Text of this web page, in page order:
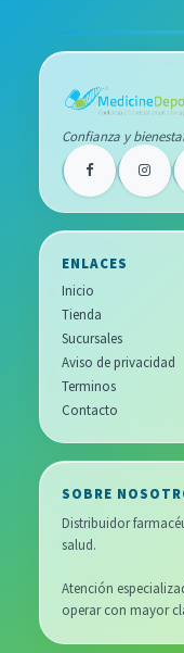
Confianza y
ENLACES
Inicio
Tienda
Sucursales
Aviso de privacidad
Terminos
Contacto
SOBRE
Distribuidor
salud.
Atención
operar con mayor